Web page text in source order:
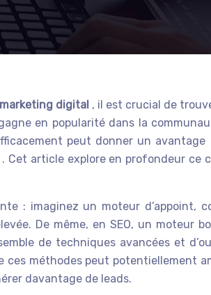
marketing digital , il est crucial de
en popularité dans la
peut donner un
. Cet article explore en profondeur ce
: imaginez un moteur d’appoint,
De même, en SEO, un moteur
de techniques avancées et
ces méthodes peut potentiellement
davantage de leads.